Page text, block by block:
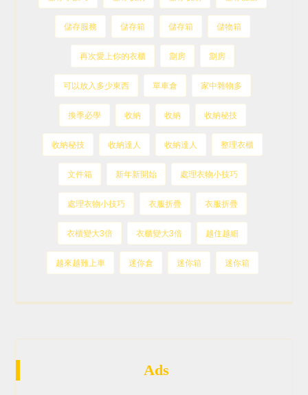
儲存服務 儲存箱 儲存箱 儲物箱
再次愛上你的衣櫃 劏房 劏房
可以放入多少東西 單車倉 家中雜物多
換季必學 收納 收納 收納秘技
收納秘技 收納達人 收納達人 整理衣櫃
文件箱 新年新開始 處理衣物小技巧
處理衣物小技巧 衣服折疊 衣服折疊
衣櫃變大3倍 衣櫃變大3倍 越住越細
越來越難上車 迷你倉 迷你箱 迷你箱
Ads